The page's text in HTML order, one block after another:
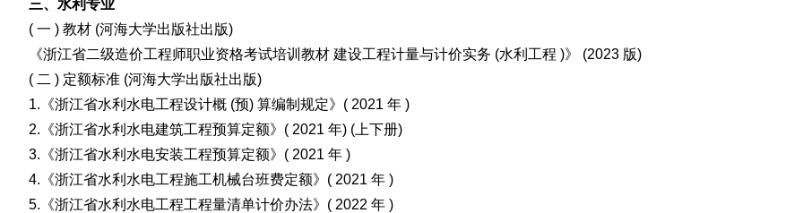
三、水利专业
( 一 ) 教材 (河海大学出版社出版)
《浙江省二级造价工程师职业资格考试培训教材 建设工程计量与计价实务 (水利工程 )》 (2023 版)
( 二 ) 定额标准 (河海大学出版社出版)
1.《浙江省水利水电工程设计概 (预) 算编制规定》( 2021 年 )
2.《浙江省水利水电建筑工程预算定额》( 2021 年) (上下册)
3.《浙江省水利水电安装工程预算定额》( 2021 年 )
4.《浙江省水利水电工程施工机械台班费定额》( 2021 年 )
5.《浙江省水利水电工程工程量清单计价办法》( 2022 年 )